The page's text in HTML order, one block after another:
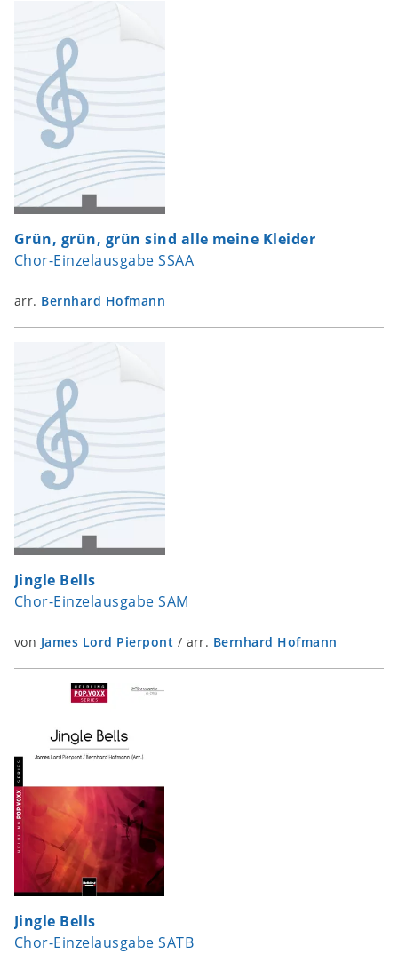
Grün, grün, grün sind alle meine Kleider
Chor-Einzelausgabe SSAA
arr. Bernhard Hofmann
Jingle Bells
Chor-Einzelausgabe SAM
von James Lord Pierpont / arr. Bernhard Hofmann
Jingle Bells
Chor-Einzelausgabe SATB